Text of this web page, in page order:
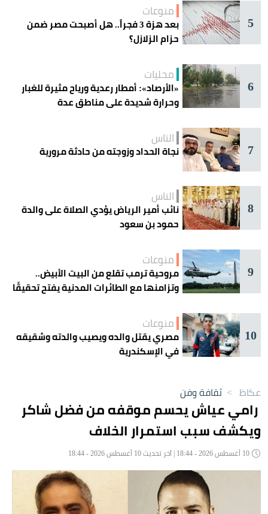
5
منوعات
بعد هزة 3 فجراً.. هل أصبحت مصر ضمن
حزام الزلازل؟
6
محليات
«الأرصاد»: أمطار رعدية ورياح مثيرة للغبار
وحرارة شديدة على مناطق عدة
7
الناس
نجاة الحداد وزوجته من حادثة مرورية
8
الناس
نائب أمير الرياض يؤدي الصلاة على والدة
حمود بن سعود
9
منوعات
مروحية ترمب تقلع من البيت الأبيض..
وتزامنها مع الطائرات المدنية يفتح تحقيقًا
10
منوعات
مصري يقتل والده ويصيب والدته وشقيقه
في الإسكندرية
عكاظ > ثقافة وفن
رامي عياش يحسم موقفه من فضل شاكر
ويكشف سبب استمرار الخلاف